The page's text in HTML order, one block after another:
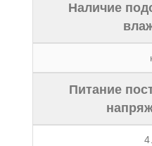
Наличие
Питание